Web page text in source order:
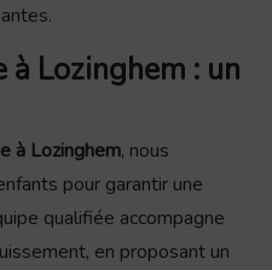
à Lozinghem : un
à Lozinghem, nous
pour garantir une
qualifiée accompagne
en proposant un